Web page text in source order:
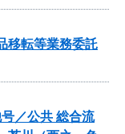
移転等業務委託
／公共 総合流